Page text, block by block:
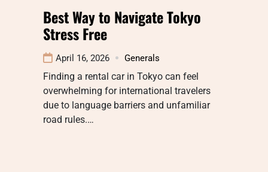
Best Way to Navigate Tokyo
Stress Free
April 16, 2026 Generals
Finding a rental car in Tokyo can feel
overwhelming for international travelers
due to language barriers and unfamiliar
road rules.…